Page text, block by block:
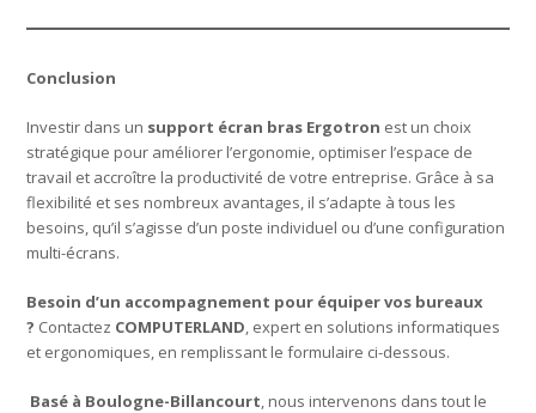
Conclusion
Investir dans un support écran bras Ergotron est un choix
stratégique pour améliorer l’ergonomie, optimiser l’espace de
travail et accroître la productivité de votre entreprise. Grâce à sa
flexibilité et ses nombreux avantages, il s’adapte à tous les
besoins, qu’il s’agisse d’un poste individuel ou d’une configuration
multi-écrans.
Besoin d’un accompagnement pour équiper vos bureaux
? Contactez COMPUTERLAND, expert en solutions informatiques
et ergonomiques, en remplissant le formulaire ci-dessous.
Basé à Boulogne-Billancourt, nous intervenons dans tout le